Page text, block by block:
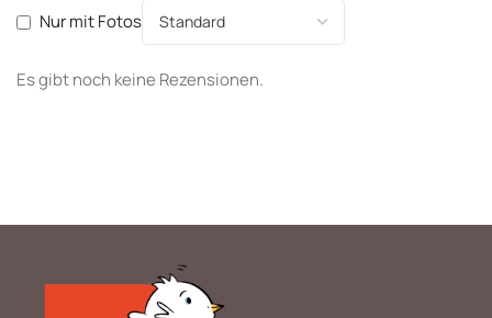
Nur mit Fotos
Es gibt noch keine Rezensionen.